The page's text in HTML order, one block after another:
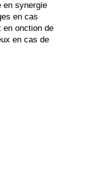
en synergie
en cas
en onction de
en cas de